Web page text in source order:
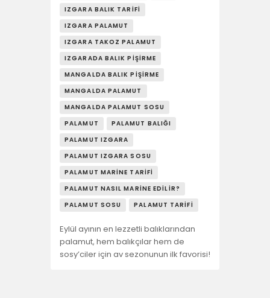
IZGARA BALIK TARIFI
IZGARA PALAMUT
IZGARA TAKOZ PALAMUT
IZGARADA BALIK PIŞIRME
MANGALDA BALIK PIŞIRME
MANGALDA PALAMUT
MANGALDA PALAMUT SOSU
PALAMUT
PALAMUT BALIĞI
PALAMUT IZGARA
PALAMUT IZGARA SOSU
PALAMUT MARINE TARIFI
PALAMUT NASIL MARINE EDILIR?
PALAMUT SOSU
PALAMUT TARIFI
Eylül ayının en lezzetli balıklarından
palamut, hem balıkçılar hem de
sosy’ciler için av sezonunun ilk favorisi!